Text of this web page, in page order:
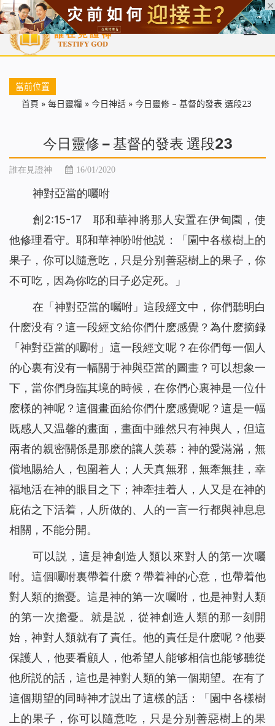
首頁 每日靈糧 天國福音 基督徒見證 信仰解答 聖經
當前位置
首頁 » 每日靈糧 » 今日神話 » 今日靈修 – 基督的發表 選段23
今日靈修 – 基督的發表 選段23
誰在見證神 16/01/2020
神對亞當的囑咐
創2:15-17 耶和華神將那人安置在伊甸園，使
他修理看守。耶和華神吩咐他説：「園中各樣樹上的
果子，你可以隨意吃，只是分别善惡樹上的果子，你
不可吃，因為你吃的日子必定死。」
在「神對亞當的囑咐」這段經文中，你們聽明白
什麽没有？這一段經文給你們什麽感覺？為什麽摘録
「神對亞當的囑咐」這一段經文呢？在你們每一個人
的心裏有没有一幅關于神與亞當的圖畫？可以想象一
下，當你們身臨其境的時候，在你們心裏神是一位什
麽樣的神呢？這個畫面給你們什麽感覺呢？這是一幅
既感人又温馨的畫面，畫面中雖然只有神與人，但這
兩者的親密關係是那麽的讓人羡慕：神的愛滿滿，無
償地賜給人，包圍着人；人天真無邪，無牽無挂，幸
福地活在神的眼目之下；神牽挂着人，人又是在神的
庇佑之下活着，人所做的、人的一言一行都與神息息
相關，不能分開。
可以説，這是神創造人類以來對人的第一次囑
咐。這個囑咐裏帶着什麽？帶着神的心意，也帶着他
對人類的擔憂。這是神的第一次囑咐，也是神對人類
的第一次擔憂。就是説，從神創造人類的那一刻開
始，神對人類就有了責任。他的責任是什麽呢？他要
保護人，他要看顧人，他希望人能够相信也能够聽從
他所説的話，這也是神對人類的第一個期望。在有了
這個期望的同時神才説出了這樣的話：「園中各樣樹
上的果子，你可以隨意吃，只是分别善惡樹上的果